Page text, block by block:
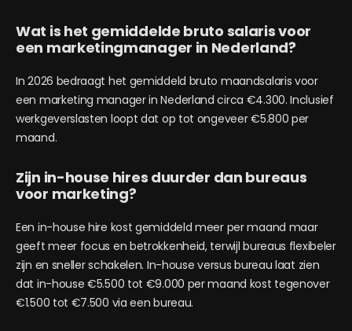
Wat is het gemiddelde bruto salaris voor
een marketingmanager in Nederland?
In 2026 bedraagt het gemiddeld bruto maandsalaris voor
een marketing manager in Nederland circa €4.300. Inclusief
werkgeverslasten loopt dat op tot ongeveer €5.800 per
maand.
Zijn in-house hires duurder dan bureaus
voor marketing?
Een in-house hire kost gemiddeld meer per maand maar
geeft meer focus en betrokkenheid, terwijl bureaus flexibeler
zijn en sneller schakelen. In-house versus bureau laat zien
dat in-house €5.500 tot €9.000 per maand kost tegenover
€1.500 tot €7.500 via een bureau.